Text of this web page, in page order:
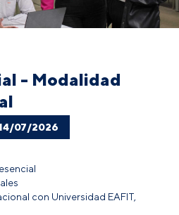
- Modalidad
07/2026
con Universidad EAFIT,